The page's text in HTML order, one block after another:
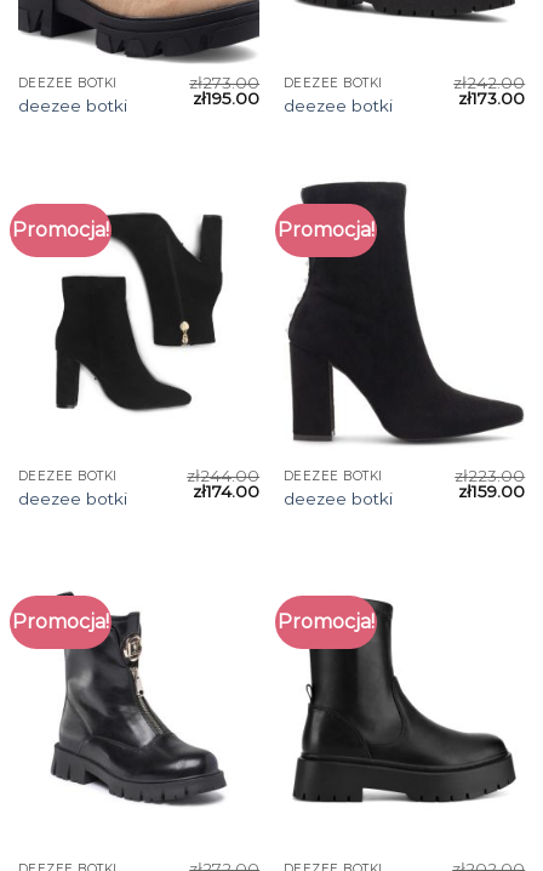
DEEZEE BOTKI
deezee botki
zł273.00
zł195.00
DEEZEE BOTKI
deezee botki
zł242.00
zł173.00
Promocja!
DEEZEE BOTKI
deezee botki
zł244.00
zł174.00
Promocja!
DEEZEE BOTKI
deezee botki
zł223.00
zł159.00
Promocja! Promocja!